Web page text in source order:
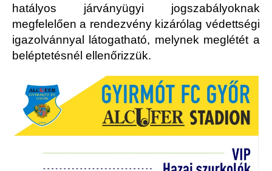
hatályos járványügyi jogszabályoknak
megfelelően a rendezvény kizárólag védettségi
igazolvánnyal látogatható, melynek meglétét a
beléptetésnél ellenőrizzük.